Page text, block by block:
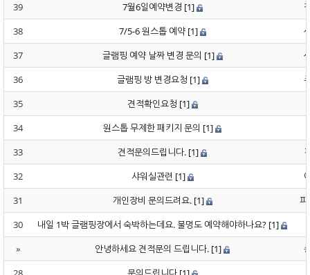
39
7월6일예약변경 [1]
38
7/5-6 원스톱 예약 [1]
37
글램핑 예약 날짜 변경 문의 [1]
36
글램핑 방 변경요청 [1]
35
견적확인요청 [1]
34
원스톱 무제한 패키지 문의 [1]
33
견적문의드립니다. [1]
32
샤워실관련 [1]
31
개인장비 문의드려요. [1]
파
30
내일 1박 글램핑장에서 숙박하는데요. 불멍도 예약해야하나요? [1]
»
안녕하세요 견적문의 드립니다. [1]